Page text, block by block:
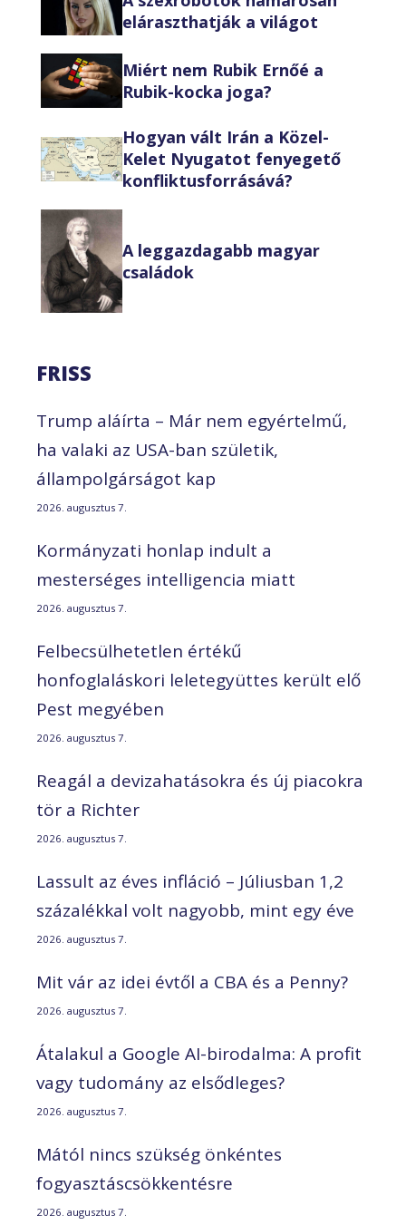
eláraszthatják a világot
Miért nem Rubik Ernőé a
Rubik-kocka joga?
Hogyan vált Irán a Közel-
Kelet Nyugatot fenyegető
konfliktusforrásává?
A leggazdagabb magyar
családok
FRISS
Trump aláírta – Már nem egyértelmű,
ha valaki az USA-ban születik,
állampolgárságot kap
2026. augusztus 7.
Kormányzati honlap indult a
mesterséges intelligencia miatt
2026. augusztus 7.
Felbecsülhetetlen értékű
honfoglaláskori leletegyüttes került elő
Pest megyében
2026. augusztus 7.
Reagál a devizahatásokra és új piacokra
tör a Richter
2026. augusztus 7.
Lassult az éves infláció – Júliusban 1,2
százalékkal volt nagyobb, mint egy éve
2026. augusztus 7.
Mit vár az idei évtől a CBA és a Penny?
2026. augusztus 7.
Átalakul a Google AI-birodalma: A profit
vagy tudomány az elsődleges?
2026. augusztus 7.
Mától nincs szükség önkéntes
fogyasztáscsökkentésre
2026. augusztus 7.